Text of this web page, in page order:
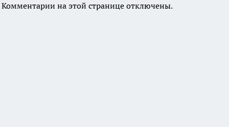
Комментарии на этой странице отключены.